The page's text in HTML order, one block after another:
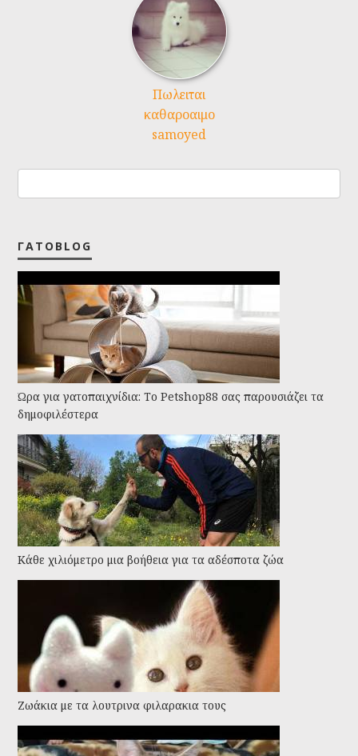
Πωλειται
καθαροαιμο
samoyed
ΓΑΤΟBLOG
Ώρα για γατοπαιχνίδια: Το Petshop88 σας παρουσιάζει τα
δημοφιλέστερα
Kάθε χιλιόμετρο μια βοήθεια για τα αδέσποτα ζώα
Ζωάκια με τα λουτρινα φιλαρακια τους